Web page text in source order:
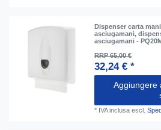
Dispenser carta
asciugamani,
asciugamani -
RRP 65,00 €
32,24 € *
Aggiungere
* IVA inclusa escl.